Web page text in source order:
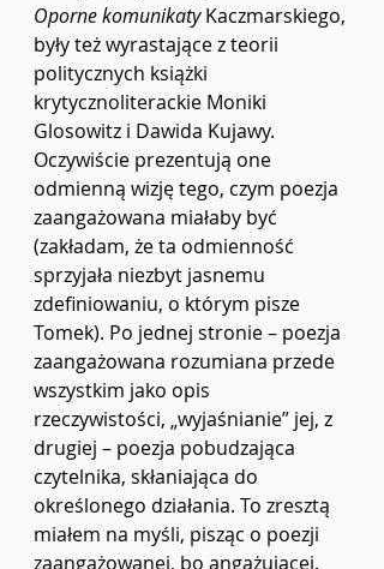
Oporne komunikaty Kaczmarskiego,
były też wyrastające z teorii
politycznych książki
krytycznoliterackie Moniki
Glosowitz i Dawida Kujawy.
Oczywiście prezentują one
odmienną wizję tego, czym poezja
zaangażowana miałaby być
(zakładam, że ta odmienność
sprzyjała niezbyt jasnemu
zdefiniowaniu, o którym pisze
Tomek). Po jednej stronie – poezja
zaangażowana rozumiana przede
wszystkim jako opis
rzeczywistości, „wyjaśnianie” jej, z
drugiej – poezja pobudzająca
czytelnika, skłaniająca do
określonego działania. To zresztą
miałem na myśli, pisząc o poezji
zaangażowanej, bo angażującej.